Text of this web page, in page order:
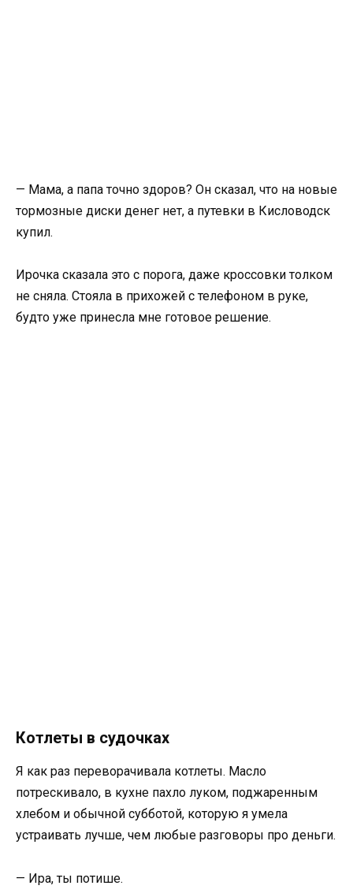
— Мама, а папа точно здоров? Он сказал, что на новые
тормозные диски денег нет, а путевки в Кисловодск
купил.
Ирочка сказала это с порога, даже кроссовки толком
не сняла. Стояла в прихожей с телефоном в руке,
будто уже принесла мне готовое решение.
Котлеты в судочках
Я как раз переворачивала котлеты. Масло
потрескивало, в кухне пахло луком, поджаренным
хлебом и обычной субботой, которую я умела
устраивать лучше, чем любые разговоры про деньги.
— Ира, ты потише.